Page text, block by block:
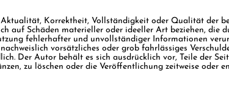
Korrektheit, Vollständigkeit oder Qualität der
auf Schäden materieller oder ideeller Art beziehen, die
fehlerhafter und unvollständiger Informationen
vorsätzliches oder grob fahrlässiges
Der Autor behält es sich ausdrücklich vor, Teile der
zu löschen oder die Veröffentlichung zeitweise oder